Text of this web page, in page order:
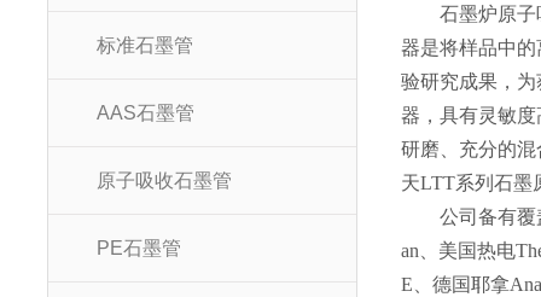
标准石墨管
AAS石墨管
原子吸收石墨管
PE石墨管
石墨炉原
器是将样品中
验研究成果，
器，具有灵敏
研磨、充分的
天LTT系列石墨
公司备有
an、美国热电
E、德国耶拿